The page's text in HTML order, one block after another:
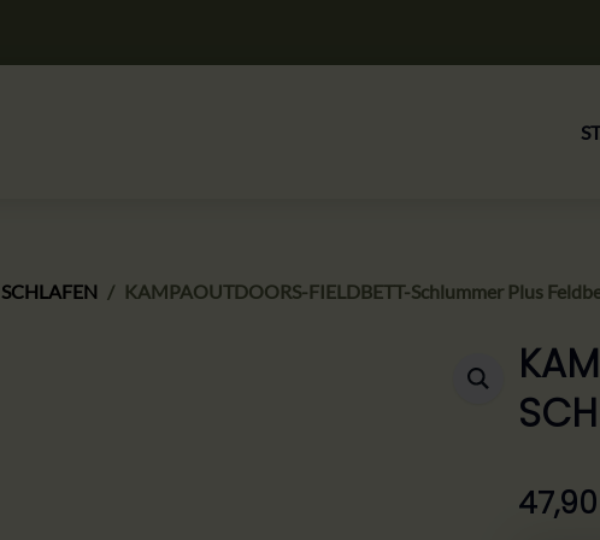
SCHLAFEN KAMPAOUTDOORS-FIELDBETT-Schlummer Plus
47,90